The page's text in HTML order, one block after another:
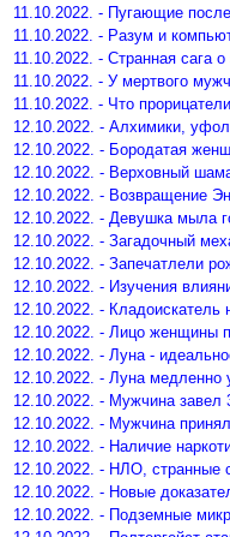
11.10.2022. - Пугающие
11.10.2022. - Разум и
11.10.2022. - Странная сага
11.10.2022. - У мертвого
11.10.2022. - Что
12.10.2022. - Алхимики,
12.10.2022. - Бородатая
12.10.2022. - Верховный
12.10.2022. - Возвращение
12.10.2022. - Девушка мыла
12.10.2022. - Загадочный
12.10.2022. - Запечатлели
12.10.2022. - Изучения
12.10.2022. -
12.10.2022. - Лицо женщины
12.10.2022. - Луна -
12.10.2022. - Луна медленно
12.10.2022. - Мужчина завел
12.10.2022. - Мужчина
12.10.2022. - Наличие
12.10.2022. - НЛО, странные
12.10.2022. - Новые
12.10.2022. - Подземные